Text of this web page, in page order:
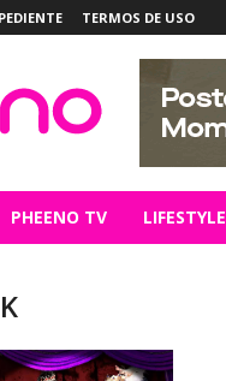
TERMOS DE USO
PHEENO TV LIFESTYLE